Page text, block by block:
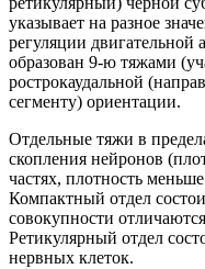
указывает на разное
регуляции
образован 9-ю тяжами
рострокаудальной
сегменту) ориентации.
Отдельные тяжи в
скопления нейронов
частях, плотность
Компактный отдел
совокупности
Ретикулярный отдел
нервных клеток.